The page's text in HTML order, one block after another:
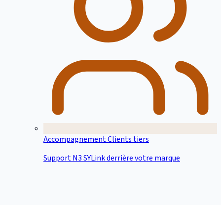
Accompagnement Clients tiers
Support N3 SYLink derrière votre marque